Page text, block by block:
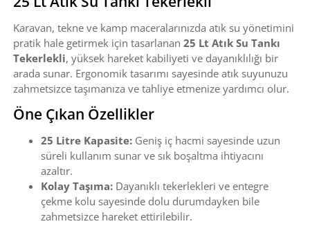
Karavan, tekne ve kamp maceralarınızda atık su yönetimini
pratik hale getirmek için tasarlanan 25 Lt Atık Su Tankı
Tekerlekli, yüksek hareket kabiliyeti ve dayanıklılığı bir
arada sunar. Ergonomik tasarımı sayesinde atık suyunuzu
zahmetsizce taşımanıza ve tahliye etmenize yardımcı olur.
Öne Çıkan Özellikler
25 Litre Kapasite: Geniş iç hacmi sayesinde uzun
süreli kullanım sunar ve sık boşaltma ihtiyacını
azaltır.
Kolay Taşıma: Dayanıklı tekerlekleri ve entegre
çekme kolu sayesinde dolu durumdayken bile
zahmetsizce hareket ettirilebilir.